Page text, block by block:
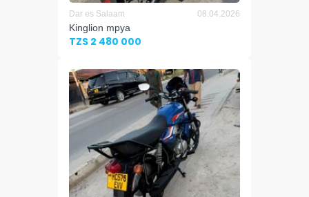
Dar es Salaam 08.04.2026
Kinglion mpya
TZS 2 480 000